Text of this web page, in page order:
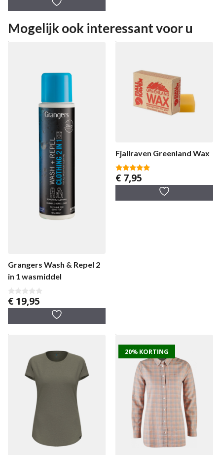
Mogelijk ook interessant voor u
Grangers Wash & Repel 2
in 1 wasmiddel
0
v
€ 19,95
Fjallraven Greenland Wax
5.00
van 5
€ 7,95
20% KORTING